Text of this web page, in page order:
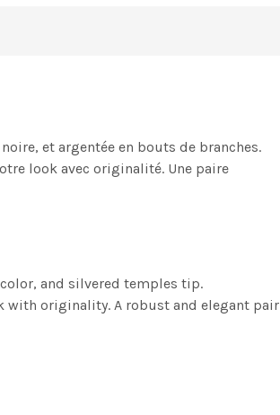
et argentée en bouts de branches.
look avec originalité. Une paire
and silvered temples tip.
with originality. A robust and elegant pair